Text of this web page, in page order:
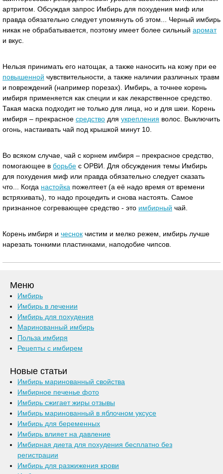
артритом. Обсуждая запрос Имбирь для похудения миф или
правда обязательно следует упомянуть об этом... Черный имбирь
никак не обрабатывается, поэтому имеет более сильный аромат
и вкус.
Нельзя принимать его натощак, а также наносить на кожу при ее
повышенной чувствительности, а также наличии различных травм
и повреждений (например порезах). Имбирь, а точнее корень
имбиря применяется как специи и как лекарственное средство.
Такая маска подходит не только для лица, но и для шеи. Корень
имбиря – прекрасное средство для укрепления волос. Выключить
огонь, настаивать чай под крышкой минут 10.
Во всяком случае, чай с корнем имбиря – прекрасное средство,
помогающее в борьбе с ОРВИ. Для обсуждения темы Имбирь
для похудения миф или правда обязательно следует сказать
что... Когда настойка пожелтеет (а её надо время от времени
встряхивать), то надо процедить и снова настоять. Самое
признанное согревающее средство - это имбирный чай.
Корень имбиря и чеснок чистим и мелко режем, имбирь лучше
нарезать тонкими пластинками, наподобие чипсов.
Меню
Имбирь
Имбирь в лечении
Имбирь для похудения
Маринованный имбирь
Польза имбиря
Рецепты с имбирем
Новые статьи
Имбирь маринованный свойства
Имбирное печенье фото
Имбирь сжигает жиры отзывы
Имбирь маринованный в яблочном уксусе
Имбирь для беременных
Имбирь влияет на давление
Имбирная диета для похудения бесплатно без
регистрации
Имбирь для разжижения крови